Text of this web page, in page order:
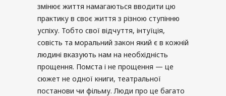
змінює життя намагаються вводити цю
практику в своє життя з різною ступінню
успіху. Тобто свої відчуття, інтуїція,
совість та моральний закон який є в кожній
людині вказують нам на необхідність
прощення. Помста і не прощення — це
сюжет не одної книги, театральної
постанови чи фільму. Люди про це багато